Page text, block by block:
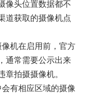
像头位置数据都不
道获取的摄像机点
机在启用前，官方
通常需要公示出来
拍摄摄像机。
有相应区域的摄像